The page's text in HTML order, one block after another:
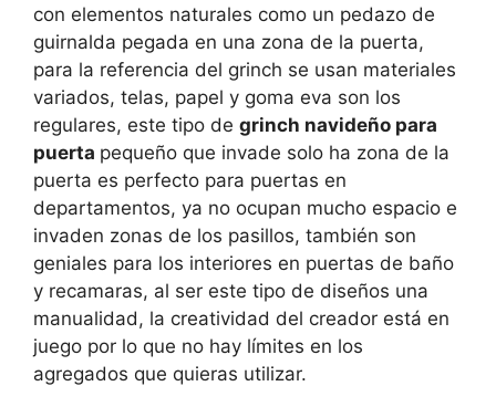
con elementos naturales como un pedazo de
guirnalda pegada en una zona de la puerta,
para la referencia del grinch se usan materiales
variados, telas, papel y goma eva son los
regulares, este tipo de grinch navideño para
puerta pequeño que invade solo ha zona de la
puerta es perfecto para puertas en
departamentos, ya no ocupan mucho espacio e
invaden zonas de los pasillos, también son
geniales para los interiores en puertas de baño
y recamaras, al ser este tipo de diseños una
manualidad, la creatividad del creador está en
juego por lo que no hay límites en los
agregados que quieras utilizar.